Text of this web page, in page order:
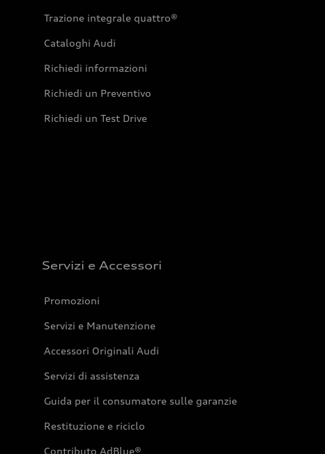
Trazione integrale quattro®
Cataloghi Audi
Richiedi informazioni
Richiedi un Preventivo
Richiedi un Test Drive
Servizi e Accessori
Promozioni
Servizi e Manutenzione
Accessori Originali Audi
Servizi di assistenza
Guida per il consumatore sulle garanzie
Restituzione e riciclo
Contributo AdBlue®